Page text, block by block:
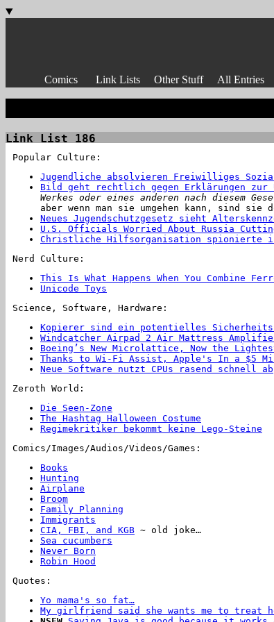
Comics Link Lists Other Stuff All Entries
Link List 186
Popular Culture:
Jugendliche absolvieren Freiwilliges
Bild geht rechtlich gegen Erklärungen zur
Werkes oder eines anderen nach diesem
aber wenn man sie umgehen kann, sind sie
Neues Jugendschutzgesetz sieht
U.S. Officials Worried About Russia
Christliche Hilfsorganisation spionierte in
Nerd Culture:
This Is What Happens When You Combine
Unicode Toys
Science, Software, Hardware:
Kopierer sind ein potentielles
Windcatcher Airpad 2 Air Mattress
Boeing’s New Microlattice, Now the
Thanks to Wi-Fi Assist, Apple's In a $5
Neue Software nutzt CPUs rasend schnell ab
Zeroth World:
Die Seen-Zone
The Hashtag Halloween Costume
Regimekritiker bekommt keine Lego-Steine
Comics/Images/Audios/Videos/Games:
Books
Hunting
Airplane
Broom
Family Planning
Immigrants
CIA, FBI, and KGB ~ old joke…
Sea cucumbers
Never Born
Robin Hood
Quotes:
Yo mama's so fat…
My girlfriend said she wants me to treat